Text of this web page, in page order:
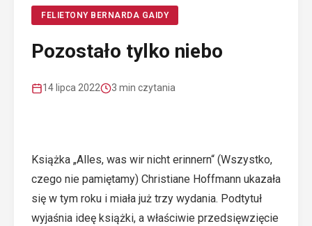
FELIETONY BERNARDA GAIDY
Pozostało tylko niebo
14 lipca 2022 3 min czytania
Książka „Alles, was wir nicht erinnern“ (Wszystko,
czego nie pamiętamy) Christiane Hoffmann ukazała
się w tym roku i miała już trzy wydania. Podtytuł
wyjaśnia ideę książki, a właściwie przedsięwzięcie